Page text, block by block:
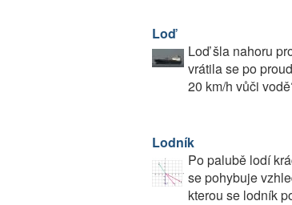
Loď
Loď šla nahoru
vrátila se po
20 km/h vůči
Lodník
Po palubě lodí
se pohybuje
kterou se lodník